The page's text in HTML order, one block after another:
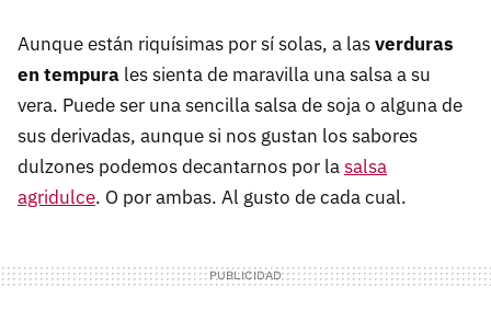
Aunque están riquísimas por sí solas, a lasverduras
en tempura les sienta de maravilla una salsa a su
vera. Puede ser una sencilla salsa de soja o alguna de
sus derivadas, aunque si nos gustan los sabores
dulzones podemos decantarnos por lasalsa
agridulce. O por ambas. Al gusto de cada cual.